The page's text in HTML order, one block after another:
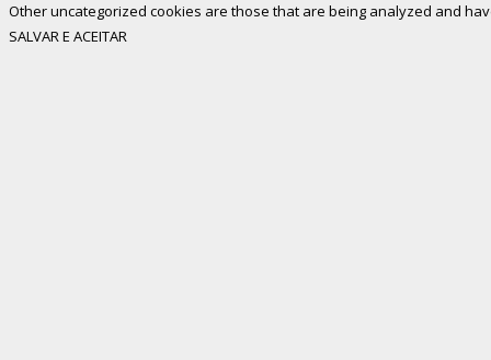
Other uncategorized cookies are those that are being analyzed and
SALVAR E ACEITAR